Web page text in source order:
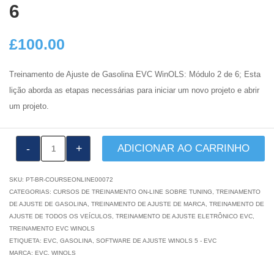
6
£100.00
Treinamento de Ajuste de Gasolina EVC WinOLS: Módulo 2 de 6; Esta
lição aborda as etapas necessárias para iniciar um novo projeto e abrir
um projeto.
EVC
Gasoline
Tuning
2
ADICIONAR AO CARRINHO
SKU: PT-BR-COURSEONLINE00072
CATEGORIAS: CURSOS DE TREINAMENTO ON-LINE SOBRE TUNING, TREINAMENTO
DE AJUSTE DE GASOLINA, TREINAMENTO DE AJUSTE DE MARCA, TREINAMENTO DE
AJUSTE DE TODOS OS VEÍCULOS, TREINAMENTO DE AJUSTE ELETRÔNICO EVC,
TREINAMENTO EVC WINOLS
ETIQUETA: EVC, GASOLINA, SOFTWARE DE AJUSTE WINOLS 5 - EVC
MARCA: EVC, WINOLS